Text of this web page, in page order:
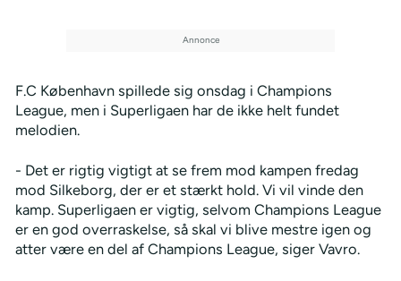
F.C København spillede sig onsdag i Champions
League, men i Superligaen har de ikke helt fundet
melodien.
- Det er rigtig vigtigt at se frem mod kampen fredag
mod Silkeborg, der er et stærkt hold. Vi vil vinde den
kamp. Superligaen er vigtig, selvom Champions League
er en god overraskelse, så skal vi blive mestre igen og
atter være en del af Champions League, siger Vavro.